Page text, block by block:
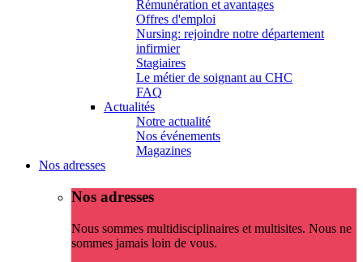
Rémunération et avantages
Offres d'emploi
Nursing: rejoindre notre département
infirmier
Stagiaires
Le métier de soignant au CHC
FAQ
Actualités
Notre actualité
Nos événements
Magazines
Nos adresses
Nos adresses
Nous sommes multidisciplinaires et multisites. Nous ne
sommes jamais loin de vous.